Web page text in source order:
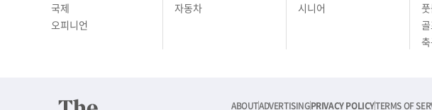
국제
오피니언
자동차
시니어
ABOUTADVERTISINGPRIVACY POLICYTERMS OF